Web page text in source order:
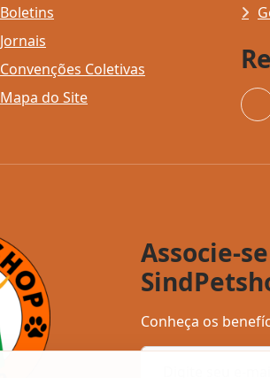
Boletins
Jornais
Convenções Coletivas
Mapa do Site
Associe-
Conheça os